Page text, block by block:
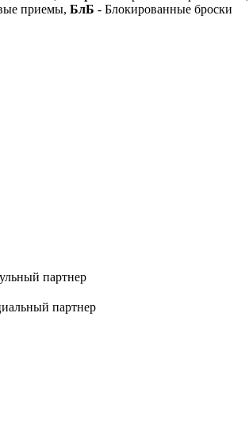
приемы, БлБ - Блокированные броски
партнер
партнер